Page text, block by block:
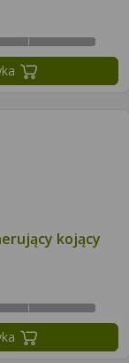
kojący